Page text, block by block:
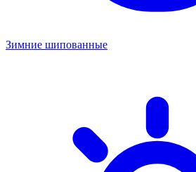
Зимние шипованные